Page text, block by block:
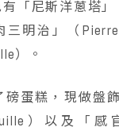
「尼斯洋蔥塔」
三明治」（
）。
磅蛋糕，現做盤
）以及「感